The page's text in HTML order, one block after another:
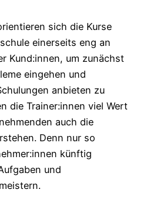
sich die Kurse
einerseits eng an
Kund:innen, um zunächst
eingehen und
anbieten zu
die Trainer:innen viel Wert
auch die
Denn nur so
künftig
und